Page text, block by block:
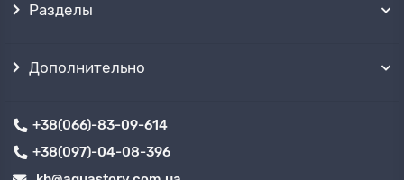
Разделы
Дополнительно
+38(066)-83-09-614
+38(097)-04-08-396